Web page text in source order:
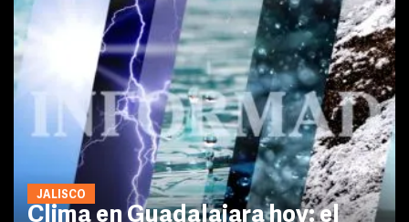
JALISCO
Clima en Guadalajara hoy: el